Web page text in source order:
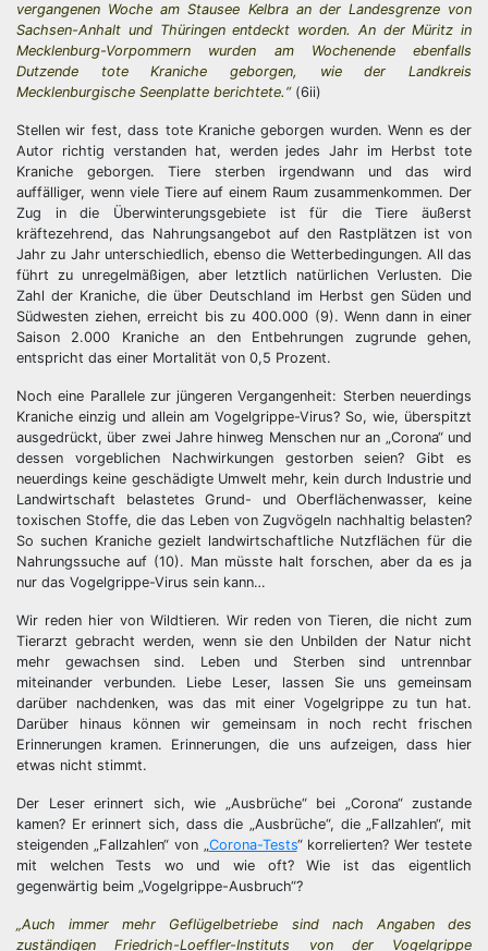
vergangenen Woche am Stausee Kelbra an der Landesgrenze von
Sachsen-Anhalt und Thüringen entdeckt worden. An der Müritz in
Mecklenburg-Vorpommern wurden am Wochenende ebenfalls
Dutzende tote Kraniche geborgen, wie der Landkreis
Mecklenburgische Seenplatte berichtete.“(6ii)
Stellen wir fest, dass tote Kraniche geborgen wurden. Wenn es der
Autor richtig verstanden hat, werden jedes Jahr im Herbst tote
Kraniche geborgen. Tiere sterben irgendwann und das wird
auffälliger, wenn viele Tiere auf einem Raum zusammenkommen. Der
Zug in die Überwinterungsgebiete ist für die Tiere äußerst
kräftezehrend, das Nahrungsangebot auf den Rastplätzen ist von
Jahr zu Jahr unterschiedlich, ebenso die Wetterbedingungen. All das
führt zu unregelmäßigen, aber letztlich natürlichen Verlusten. Die
Zahl der Kraniche, die über Deutschland im Herbst gen Süden und
Südwesten ziehen, erreicht bis zu 400.000 (9). Wenn dann in einer
Saison 2.000 Kraniche an den Entbehrungen zugrunde gehen,
entspricht das einer Mortalität von 0,5 Prozent.
Noch eine Parallele zur jüngeren Vergangenheit: Sterben neuerdings
Kraniche einzig und allein am Vogelgrippe-Virus? So, wie, überspitzt
ausgedrückt, über zwei Jahre hinweg Menschen nur an „Corona“ und
dessen vorgeblichen Nachwirkungen gestorben seien? Gibt es
neuerdings keine geschädigte Umwelt mehr, kein durch Industrie und
Landwirtschaft belastetes Grund- und Oberflächenwasser, keine
toxischen Stoffe, die das Leben von Zugvögeln nachhaltig belasten?
So suchen Kraniche gezielt landwirtschaftliche Nutzflächen für die
Nahrungssuche auf (10). Man müsste halt forschen, aber da es ja
nur das Vogelgrippe-Virus sein kann…
Wir reden hier von Wildtieren. Wir reden von Tieren, die nicht zum
Tierarzt gebracht werden, wenn sie den Unbilden der Natur nicht
mehr gewachsen sind. Leben und Sterben sind untrennbar
miteinander verbunden. Liebe Leser, lassen Sie uns gemeinsam
darüber nachdenken, was das mit einer Vogelgrippe zu tun hat.
Darüber hinaus können wir gemeinsam in noch recht frischen
Erinnerungen kramen. Erinnerungen, die uns aufzeigen, dass hier
etwas nicht stimmt.
Der Leser erinnert sich, wie „Ausbrüche“ bei „Corona“ zustande
kamen? Er erinnert sich, dass die „Ausbrüche“, die „Fallzahlen“, mit
steigenden „Fallzahlen“ von „Corona-Tests“ korrelierten? Wer testete
mit welchen Tests wo und wie oft? Wie ist das eigentlich
gegenwärtig beim „Vogelgrippe-Ausbruch“?
„Auch immer mehr Geflügelbetriebe sind nach Angaben des
zuständigen Friedrich-Loeffler-Instituts von der Vogelgrippe